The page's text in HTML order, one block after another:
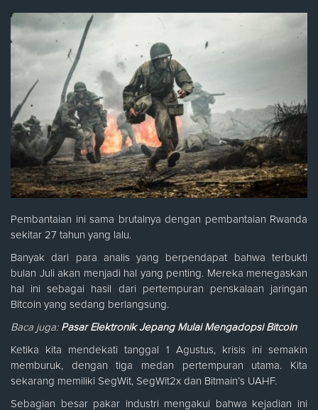
Pembantaian ini sama brutalnya dengan pembantaian Rwanda
sekitar 27 tahun yang lalu.
Banyak dari para analis yang berpendapat bahwa terbukti
bulan Juli akan menjadi hal yang penting. Mereka menegaskan
hal ini sebagai hasil dari pertempuran penskalaan jaringan
Bitcoin yang sedang berlangsung.
Baca juga: Pasar Elektronik Jepang Mulai Mengadopsi Bitcoin
Ketika kita mendekati tanggal 1 Agustus, krisis ini semakin
memburuk, dengan tiga medan pertempuran utama. Kita
sekarang memiliki SegWit, SegWit2x dan Bitmain’s UAHF.
Sebagian besar pakar industri mengakui bahwa kejadian ini